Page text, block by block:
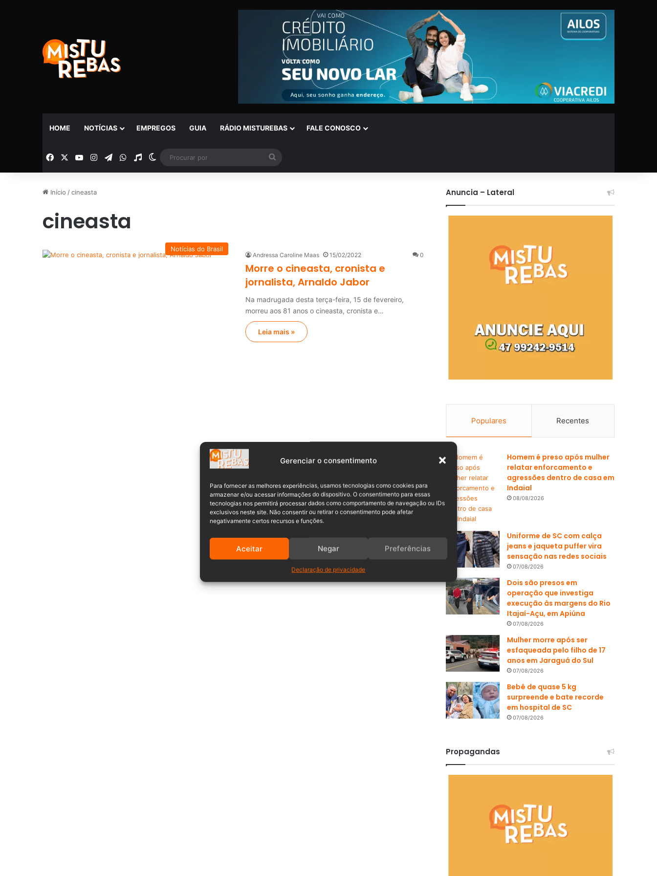
Gerenciar o consentimento
Para fornecer as melhores experiências, usamos tecnologias como cookies para
armazenar e/ou acessar informações do dispositivo. O consentimento para essas
tecnologias nos permitirá processar dados como comportamento de navegação ou IDs
exclusivos neste site. Não consentir ou retirar o consentimento pode afetar
negativamente certos recursos e funções.
Aceitar Negar Preferências
Declaração de privacidade
HOME NOTÍCIAS EMPREGOS GUIA RÁDIO MISTUREBAS FALE CONOSCO
Facebook YouTubeInstagramTelegramWhatsApp
Rádio Switch skin
por
Início /cineasta
cineasta
Notícias do Brasil
Andressa Caroline Maas 15/02/2022 0
Morre o cineasta, cronista e
jornalista, Arnaldo Jabor
Na madrugada desta terça-feira, 15 de fevereiro,
morreu aos 81 anos o cineasta, cronista e…
Leia mais »
Anuncia – Lateral
Populares Recentes
Homem é preso após mulher
relatar enforcamento e
agressões dentro de casa em
Indaial
08/08/2026
Uniforme de SC com calça
jeans e jaqueta puffer vira
sensação nas redes sociais
07/08/2026
Dois são presos em
operação que investiga
execução às margens do Rio
Itajaí-Açu, em Apiúna
07/08/2026
Mulher morre após ser
esfaqueada pelo filho de 17
anos em Jaraguá do Sul
07/08/2026
Bebê de quase 5 kg
surpreende e bate recorde
em hospital de SC
07/08/2026
Propagandas